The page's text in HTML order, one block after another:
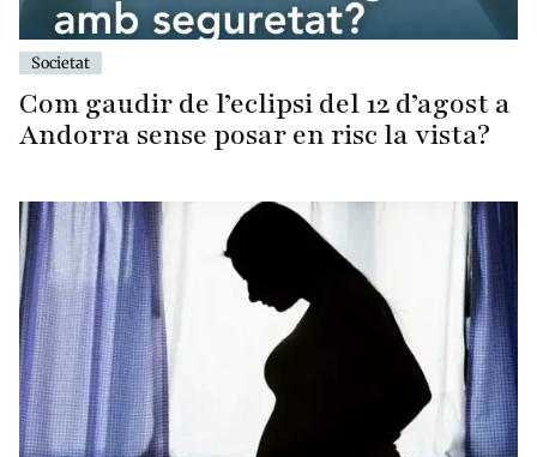
Societat
Com gaudir de l’eclipsi del 12 d’agost a
Andorra sense posar en risc la vista?